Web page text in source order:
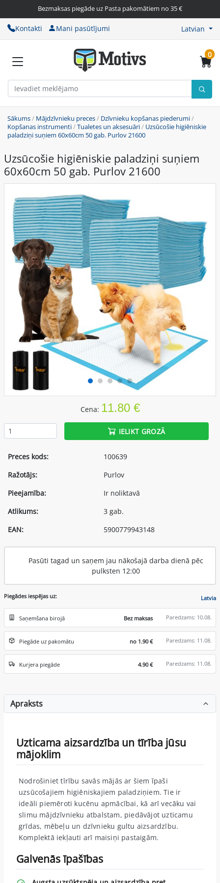
Bezmaksas piegāde uz Pasta pakomātiem no 35 €
Kontakti Mani pasūtījumi Latvian
0
Sākums/ Mājdzīvnieku preces/ Dzīvnieku kopšanas piederumi/
Kopšanas instrumenti/Tualetes un aksesuāri/ Uzsūcošie higiēniskie
paladziņi suņiem 60x60cm 50 gab. Purlov 21600
Uzsūcošie higiēniskie paladziņi suņiem
60x60cm 50 gab. Purlov 21600
Cena: 11.80 €
IELIKT GROZĀ
Preces kods:
100639
Ražotājs:
Purlov
Pieejamība:
Ir noliktavā
Atlikums:
3 gab.
EAN:
5900779943148
Pasūti tagad un saņem jau nākošajā darba dienā pēc
pulksten 12:00
Piegādes iespējas uz: Latvia
Saņemšana birojā Bez maksas Paredzams: 10.08.
Piegāde uz pakomātu no 1.90 € Paredzams: 11.08.
Kurjera piegāde 4.90 € Paredzams: 11.08.
Apraksts
Uzticama aizsardzība un tīrība jūsu
mājoklim
Nodrošiniet tīrību savās mājās ar šiem īpaši
uzsūcošajiem higiēniskajiem paladziņiem. Tie ir
ideāli piemēroti kucēnu apmācībai, kā arī vecāku vai
slimu mājdzīvnieku atbalstam, piedāvājot uzticamu
grīdas, mēbeļu un dzīvnieku gultu aizsardzību.
Komplektā iekļauti arī maisiņi pastaigām.
Galvenās īpašības